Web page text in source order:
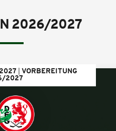
2026/2027
VORBEREITUNG
2027